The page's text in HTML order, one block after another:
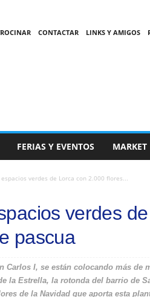
CONTACTAR LINKS Y AMIGOS
FERIAS Y EVENTOS MARKET
verdes de Lorca con 2.000 flores...
verdes de
pascua
Carlos I, se están colocando más de
la Estrella, la rotonda del barrio de
de la Navidad que aporta esta